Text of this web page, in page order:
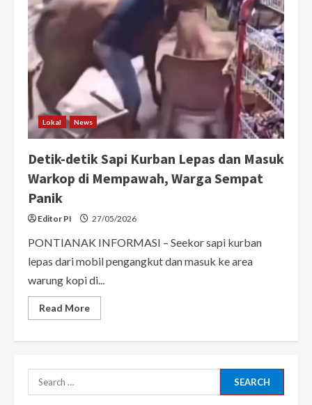
Lokal News
Detik-detik Sapi Kurban Lepas dan Masuk
Warkop di Mempawah, Warga Sempat
Panik
Editor PI 27/05/2026
PONTIANAK INFORMASI – Seekor sapi kurban
lepas dari mobil pengangkut dan masuk ke area
warung kopi di...
Read MoreRead
more
Masuk
Search
for: